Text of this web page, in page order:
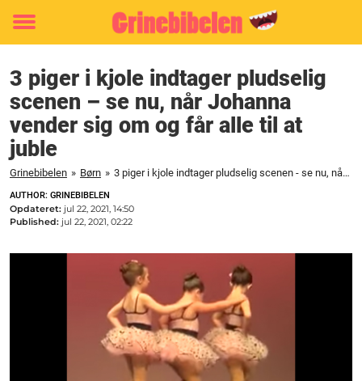
Toggle
3 piger i kjole indtager pludselig
scenen – se nu, når Johanna
vender sig om og får alle til at
juble
Grinebibelen » Børn » 3 piger i kjole indtager pludselig scenen - se nu, når Johanna vender sig om og får alle til at juble
AUTHOR: GRINEBIBELEN
Opdateret: jul 22, 2021, 14:50
Published: jul 22, 2021, 02:22